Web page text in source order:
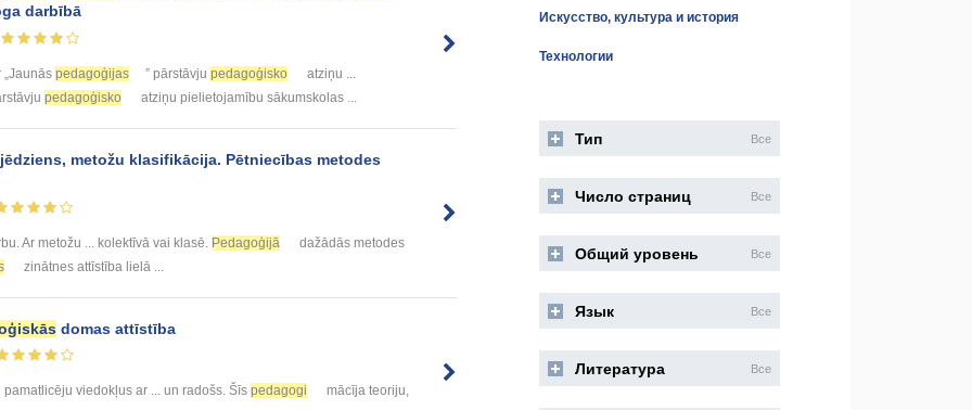
darbībā
„Jaunās pedagoģijas ” pārstāvju pedagoģisko
atziņu ...
pedagoģisko atziņu pielietojamību sākumskolas ...
metožu klasifikācija. Pētniecības metodes
Ar metožu ... kolektīvā vai klasē. Pedagoģijā
dažādās metodes
zinātnes attīstība lielā ...
domas attīstība
pamatlicēju viedokļus ar ... un radošs. Šīs pedagogi
mācīja teoriju,
Искусство, культура и история
Технологии
Тип Все
Число страниц Все
Общий уровень Все
Язык Все
Литература Все